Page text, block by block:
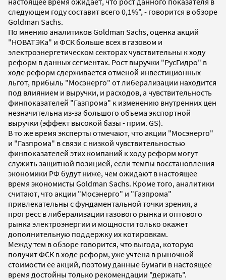
следующем году составит всего 0,1%", - говорится в обзоре
Goldman Sachs.
По мнению аналитиков Goldman Sachs, оценка акций
"НОВАТЭКа" и ФСК больше всех в газовом и
электроэнергетическом секторах чувствительны к ходу
реформ в данных сегментах. Рост выручки "РусГидро" в
ходе реформ сдерживается отменой инвестиционных
льгот, прибыль "Мосэнерго" от либерализации находится
под влиянием и выручки, и расходов, а чувствительность
финпоказателей "Газпрома" к изменению внутренних цен
незначительна из-за большого объема экспортной
выручки (эффект высокой базы - прим. GS).
В то же время эксперты отмечают, что акции "Мосэнерго"
и "Газпрома" в связи с низкой чувствительностью
финпоказателей этих компаний к ходу реформ могут
служить защитной позицией, если темпы восстановления
экономики РФ будут ниже, чем ожидают в настоящее
время экономисты Goldman Sachs. Кроме того, аналитики
считают, что акции "Мосэнерго" и "Газпрома"
привлекательны с фундаментальной точки зрения, а
прогресс в либерализации газового рынка и оптового
рынка электроэнергии и мощности только окажет
дополнительную поддержку их котировкам.
Между тем в обзоре говорится, что выгода, которую
получит ФСК в ходе реформ, уже учтена в рыночной
стоимости ее акций, поэтому данные бумаги в настоящее
время достойны только рекомендации "держать".